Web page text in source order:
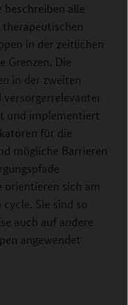
beschreiben alle
in der zeitlichen
Grenzen. Die
in der zweiten
und implementiert
für die
mögliche Barrieren
sich am
Sie sind so
auch auf andere
angewendet